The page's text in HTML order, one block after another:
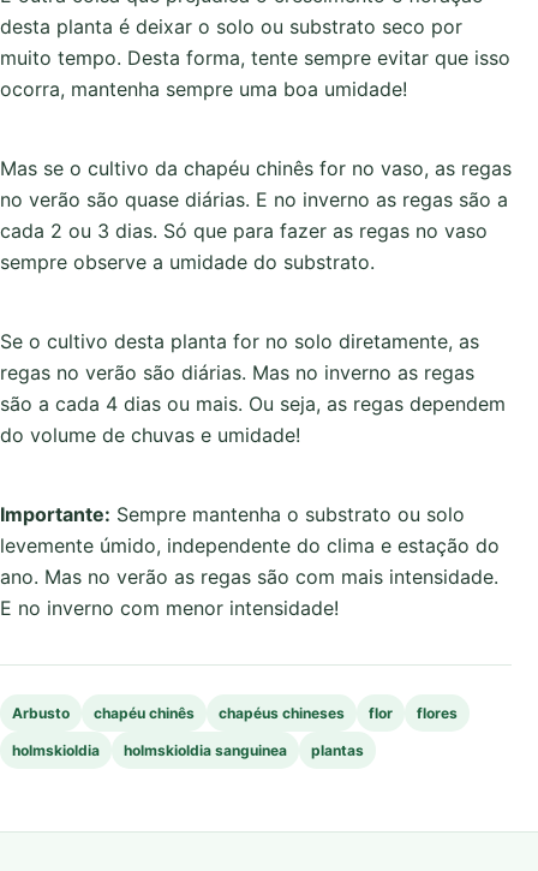
desta planta é deixar o solo ou substrato seco por
muito tempo. Desta forma, tente sempre evitar que isso
ocorra, mantenha sempre uma boa umidade!
Mas se o cultivo da chapéu chinês for no vaso, as regas
no verão são quase diárias. E no inverno as regas são a
cada 2 ou 3 dias. Só que para fazer as regas no vaso
sempre observe a umidade do substrato.
Se o cultivo desta planta for no solo diretamente, as
regas no verão são diárias. Mas no inverno as regas
são a cada 4 dias ou mais. Ou seja, as regas dependem
do volume de chuvas e umidade!
Importante: Sempre mantenha o substrato ou solo
levemente úmido, independente do clima e estação do
ano. Mas no verão as regas são com mais intensidade.
E no inverno com menor intensidade!
Arbusto chapéu chinês chapéus chineses flor flores
holmskioldia holmskioldia sanguinea plantas